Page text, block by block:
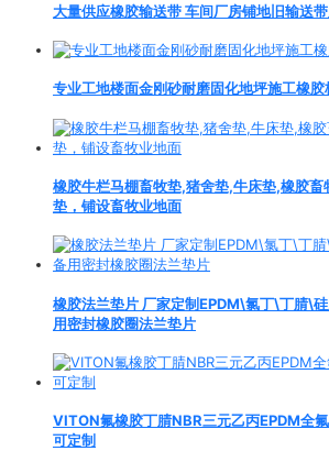
大量供应橡胶输送带 车间厂房铺地旧输送
专业工地楼面金刚砂耐磨固化地坪施工橡胶
橡胶牛栏马棚畜牧垫,猪舍垫,牛床垫,橡胶
垫，铺设畜牧业地面
橡胶法兰垫片 厂家定制EPDM\氯丁\丁腈\
用密封橡胶圈法兰垫片
VITON氟橡胶丁腈NBR三元乙丙EPDM全
可定制